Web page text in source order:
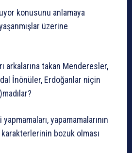
konusunu anlamaya
üzerine
arkalarına takan Menderesler,
İnönüler, Erdoğanlar niçin
yapamamalarının
bozuk olması